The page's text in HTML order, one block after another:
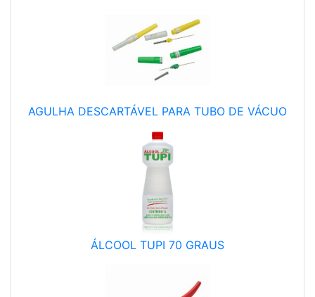
AGULHA DESCARTÁVEL PARA TUBO DE VÁCUO
ÁLCOOL TUPI 70 GRAUS